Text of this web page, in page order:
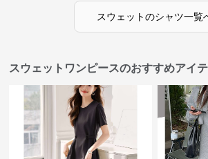
スウェットのシャツ一覧
スウェットワンピースのおすすめアイ